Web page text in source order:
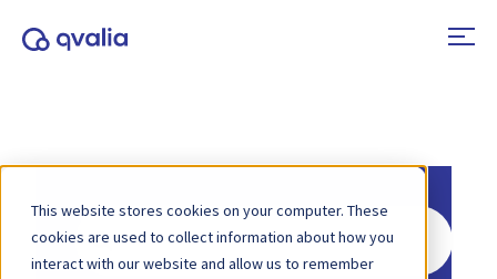
This website stores cookies on your computer. These
cookies are used to collect information about how you
interact with our website and allow us to remember
Hledat